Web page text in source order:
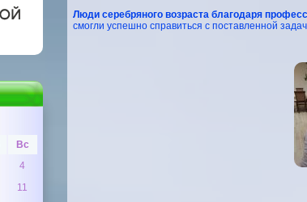
Вс
4
11
Люди серебряного возраста благодаря
смогли успешно справиться с поставленной